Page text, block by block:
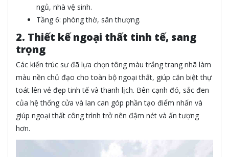
ngủ, nhà vệ sinh.
Tầng 6: phòng thờ, sân thượng.
2. Thiết kế ngoại thất tinh tế, sang
trọng
Các kiến trúc sư đã lựa chọn tông màu trắng trang nhã làm
màu nền chủ đạo cho toàn bộ ngoại thất, giúp căn biệt thự
toát lên vẻ đẹp tinh tế và thanh lịch. Bên cạnh đó, sắc đen
của hệ thống cửa và lan can góp phần tạo điểm nhấn và
giúp ngoại thất công trình trở nên đậm nét và ấn tượng
hơn.